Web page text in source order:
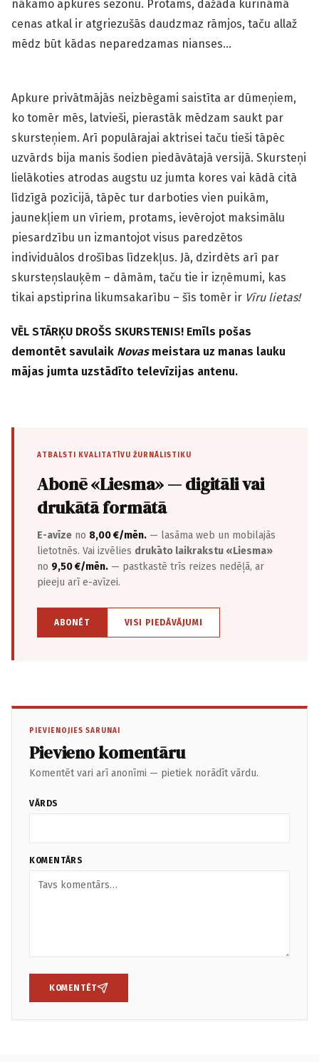
nākamo apkures sezonu. Protams, dažāda kurināmā
cenas atkal ir atgriezušās daudzmaz rāmjos, taču allaž
mēdz būt kādas neparedzamas nianses…
Apkure privātmājās neizbēgami saistīta ar dūmeņiem,
ko tomēr mēs, latvieši, pierastāk mēdzam saukt par
skursteņiem. Arī populārajai aktrisei taču tieši tāpēc
uzvārds bija manis šodien piedāvātajā versijā. Skursteņi
lielākoties atrodas augstu uz jumta kores vai kādā citā
līdzīgā pozīcijā, tāpēc tur darboties vien puikām,
jaunekļiem un vīriem, protams, ievērojot maksimālu
piesardzību un izmantojot visus paredzētos
individuālos drošības līdzekļus. Jā, dzirdēts arī par
skursteņslauķēm – dāmām, taču tie ir izņēmumi, kas
tikai apstiprina likumsakarību – šīs tomēr ir Vīru lietas!
VĒL STĀRĶU DROŠS SKURSTENIS! Emīls pošas
demontēt savulaik Novasmeistara uz manas lauku
mājas jumta uzstādīto televīzijas antenu.
ATBALSTI KVALITATĪVU ŽURNĀLISTIKU
Abonē «Liesma» — digitāli vai
drukātā formātā
E-avīze no 8,00 €/mēn. — lasāma web un mobilajās
lietotnēs. Vai izvēlies drukāto laikrakstu «Liesma»
no 9,50 €/mēn. — pastkastē trīs reizes nedēļā, ar
pieeju arī e-avīzei.
ABONĒT VISI PIEDĀVĀJUMI
PIEVIENOJIES SARUNAI
Pievieno komentāru
Komentēt vari arī anonīmi — pietiek norādīt vārdu.
VĀRDS
KOMENTĀRS
KOMENTĒT